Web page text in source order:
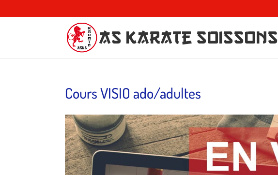
AS Karate Soissons
Cours VISIO ado/adultes